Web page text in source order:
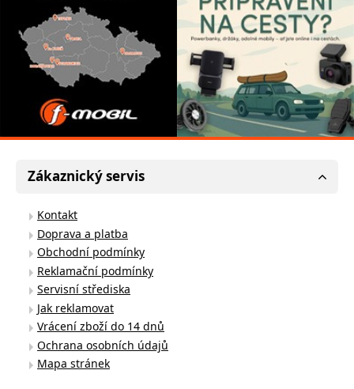
Zákaznický servis
Kontakt
Doprava a platba
Obchodní podmínky
Reklamační podmínky
Servisní střediska
Jak reklamovat
Vrácení zboží do 14 dnů
Ochrana osobních údajů
Mapa stránek